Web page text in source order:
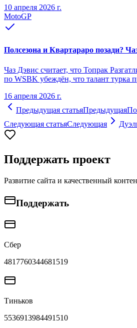
10 апреля 2026 г.
MotoGP
Полсезона и Квартараро позади?
Чаз Дэвис считает, что Топрак
по WSBK убеждён, что талант турка
16 апреля 2026 г.
Предыдущая статьяПредыдущая
Следующая статьяСледующая
Поддержать проект
Развитие сайта и качественный
Поддержать
Сбер
4817760344681519
Тиньков
5536913984491510